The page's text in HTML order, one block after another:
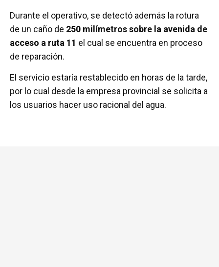
Durante el operativo, se detectó además la rotura
de un caño de 250 milímetros sobre la avenida de
acceso a ruta 11 el cual se encuentra en proceso
de reparación.
El servicio estaría restablecido en horas de la tarde,
por lo cual desde la empresa provincial se solicita a
los usuarios hacer uso racional del agua.